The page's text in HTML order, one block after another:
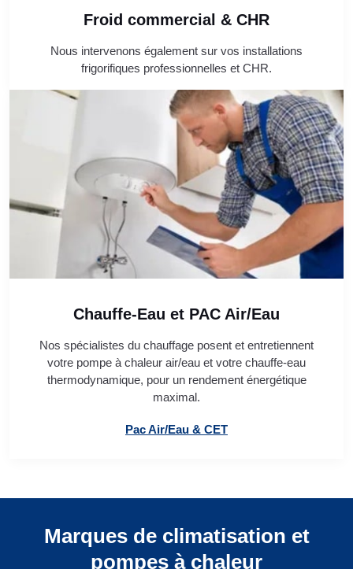
Froid commercial & CHR
Nous intervenons également sur vos installations
frigorifiques professionnelles et CHR.
Chauffe-Eau et PAC Air/Eau
Nos spécialistes du chauffage posent et entretiennent
votre pompe à chaleur air/eau et votre chauffe-eau
thermodynamique, pour un rendement énergétique
maximal.
Pac Air/Eau & CET
Marques de climatisation et
pompes à chaleur